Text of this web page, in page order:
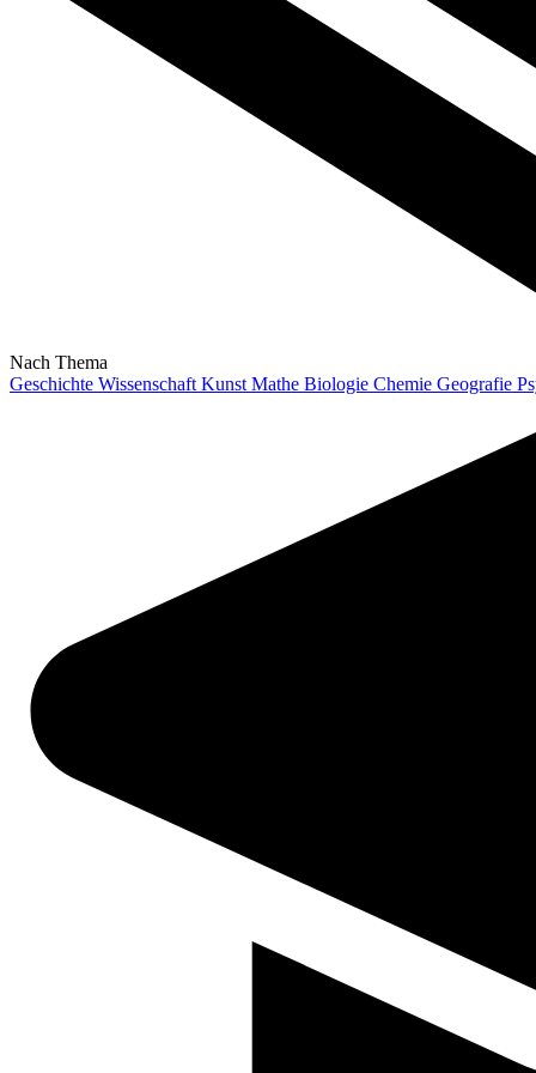
Nach Thema
Geschichte Wissenschaft Kunst Mathe Biologie Chemie Geografie